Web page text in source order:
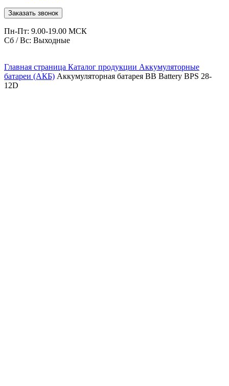
Заказать звонок
Пн-Пт: 9.00-19.00 МСК
Сб / Вс: Выходные
Главная страница Каталог продукции Аккумуляторные
батареи (АКБ) Аккумуляторная батарея BB Battery BPS 28-
12D